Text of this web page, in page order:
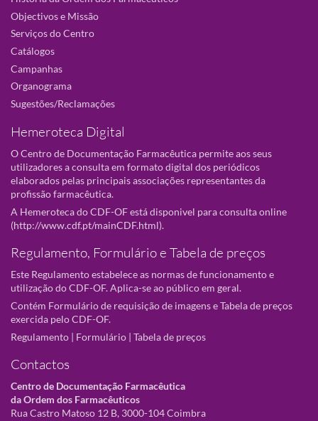
Objectivos e Missão
Serviços do Centro
Catálogos
Campanhas
Organograma
Sugestões/Reclamações
Hemeroteca Digital
O Centro de Documentação Farmacêutica permite aos seus
utilizadores a consulta em formato digital dos periódicos
elaborados pelas principais associações representantes da
profissão farmacêutica.
A Hemeroteca do CDF-OF está disponivel para consulta online
(http://www.cdf.pt/mainCDF.html).
Regulamento, Formulário e Tabela de preços
Este Regulamento estabelece as normas de funcionamento e
utilização do CDF-OF. Aplica-se ao público em geral.
Contém Formulário de requisição de imagens e Tabela de preços
exercida pelo CDF-OF.
Regulamento | Formulário | Tabela de preços
Contactos
Centro de Documentação Farmacêutica
da Ordem dos Farmacêuticos
Rua Castro Matoso 12 B, 3000-104 Coimbra